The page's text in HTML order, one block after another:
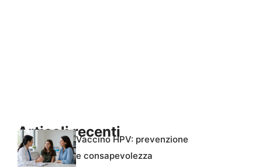
Articoli recentiVaccino HPV: prevenzione
e consapevolezza